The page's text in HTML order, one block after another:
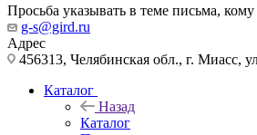
Просьба указывать в теме письма,
g-s@gird.ru
Адрес
456313, Челябинская обл., г. Миасс,
Каталог
Назад
Каталог